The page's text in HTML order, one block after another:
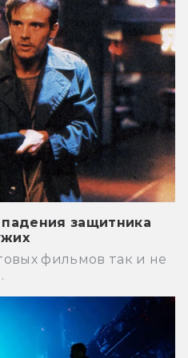
защитника
фильмов так и не